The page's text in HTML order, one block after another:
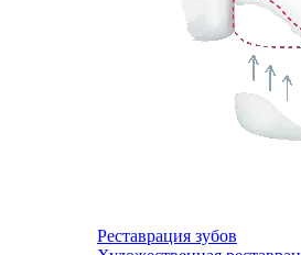
Реставрация зубов